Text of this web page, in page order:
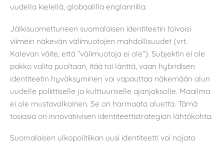
uudella kielellä, globaalilla englannilla.
Jälkisuomettuneen suomalaisen identiteetin toivoisi
viimein näkevän välimuotojen mahdollisuudet (vrt.
Kalevan väite, että ”välimuotoja ei ole”). Subjektin ei ole
pakko valita puoltaan, itää tai länttä, vaan hybridisen
identiteetin hyväksyminen voi vapauttaa näkemään alun
uudelle poliittiselle ja kulttuuriselle ajanjaksolle. Maailma
ei ole mustavalkoinen. Se on harmaata aluetta. Tämä
tosiasia on innovatiivisen identiteettistrategian lähtökohta.
Suomalaisen ulkopolitiikan uusi identiteetti voi nojata